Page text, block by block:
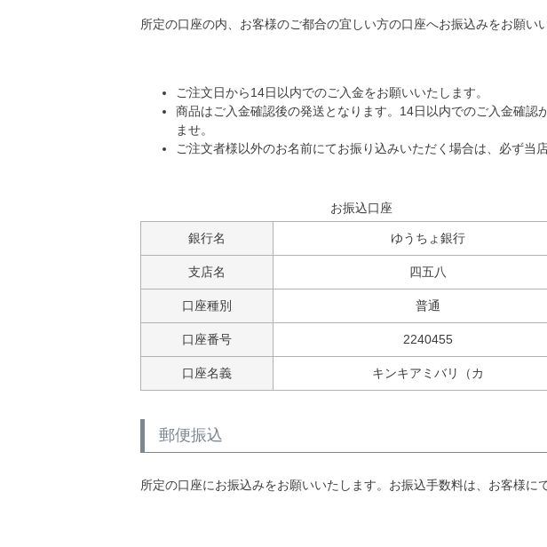
所定の口座の内、お客様のご都合の宜しい方の口座へお振込みをお願い
ご注文日から14日以内でのご入金をお願いいたします。
商品はご入金確認後の発送となります。14日以内でのご入金確
ませ。
ご注文者様以外のお名前にてお振り込みいただく場合は、必ず当
お振込口座
銀行名 ゆうちょ銀行
支店名 四五八
口座種別 普通
口座番号 2240455
口座名義 キンキアミバリ（カ
郵便振込
所定の口座にお振込みをお願いいたします。お振込手数料は、お客様に